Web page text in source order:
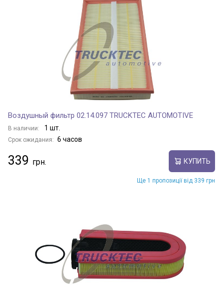
Воздушный фильтр 02.14.097 TRUCKTEC AUTOMOTIVE
В наличии: 1 шт.
Срок ожидания: 6 часов
339 КУПИТЬ
Ще 1 пропозиції від 339 грн